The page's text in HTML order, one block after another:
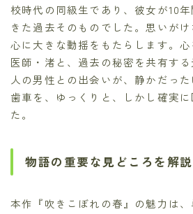
校時代の同級生であり、彼女が10
きた過去そのものでした。思いが
心に大きな動揺をもたらします。
医師・渚と、過去の秘密を共有す
人の男性との出会いが、静かだっ
歯車を、ゆっくりと、しかし確実
た。
物語の重要な見どころを解説
本作『吹きこぼれの春』の魅力は